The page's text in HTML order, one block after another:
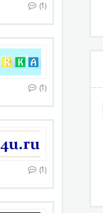
(1)
(1)
(1)